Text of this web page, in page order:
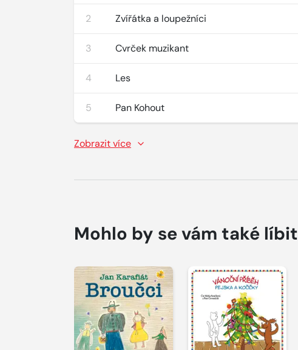
2 Zvířátka a loupežníci
3 Cvrček muzikant
4 Les
5 Pan Kohout
Zobrazit více
Mohlo by se vám také líbit
Přehrát
ukázku
Přehrát
ukázku